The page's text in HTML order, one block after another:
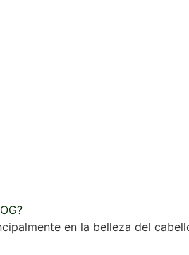
en la belleza del